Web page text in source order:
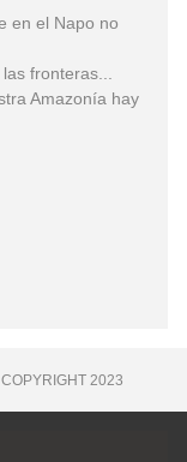
en el Napo no
fronteras...
Amazonía hay
2023